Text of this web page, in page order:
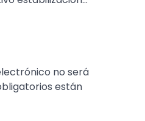
no será
están